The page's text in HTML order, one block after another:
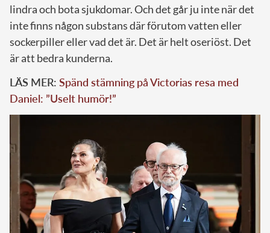
lindra och bota sjukdomar. Och det går ju inte när det
inte finns någon substans där förutom vatten eller
sockerpiller eller vad det är. Det är helt oseriöst. Det
är att bedra kunderna.
LÄS MER: Spänd stämning på Victorias resa med
Daniel: ”Uselt humör!”